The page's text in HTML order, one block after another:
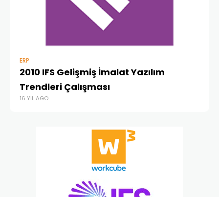
ERP
2010 IFS Gelişmiş İmalat Yazılım
Trendleri Çalışması
16 YIL AGO